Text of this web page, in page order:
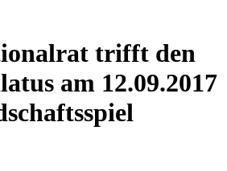
trifft den
am 12.09.2017